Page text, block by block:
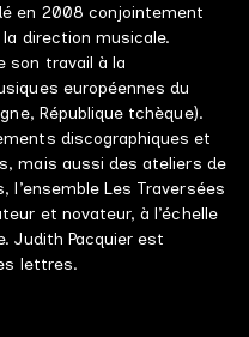
en 2008 conjointement
direction musicale.
son travail à la
européennes du
République tchèque).
discographiques et
mais aussi des ateliers de
l’ensemble Les Traversées
et novateur, à l’échelle
Judith Pacquier est
lettres.